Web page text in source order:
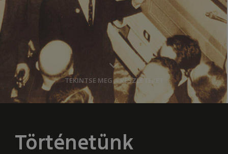
Történetünk
TEKINTSE MEG A RÉSZLETEKET